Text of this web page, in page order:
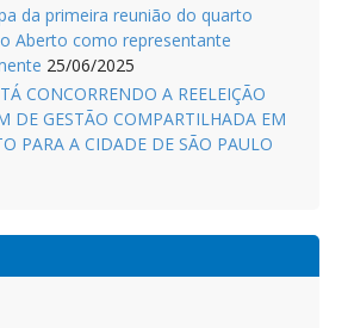
da primeira reunião do quarto
Aberto como representante
25/06/2025
CONCORRENDO A REELEIÇÃO
DE GESTÃO COMPARTILHADA EM
PARA A CIDADE DE SÃO PAULO